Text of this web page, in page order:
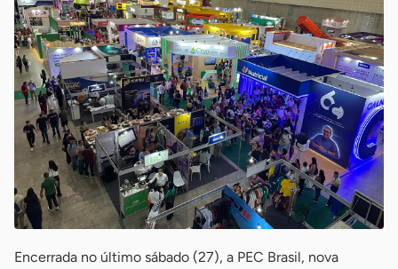
Encerrada no último sábado (27), a PEC Brasil, nova